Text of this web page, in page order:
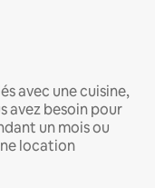
avec une cuisine,
avez besoin pour
un mois ou
location